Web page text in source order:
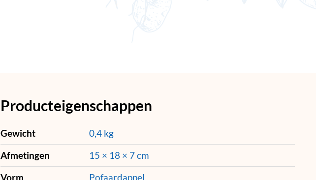
Producteigenschappen
Gewicht
0,4 kg
Afmetingen
15 × 18 × 7 cm
Vorm
Pofaardappel